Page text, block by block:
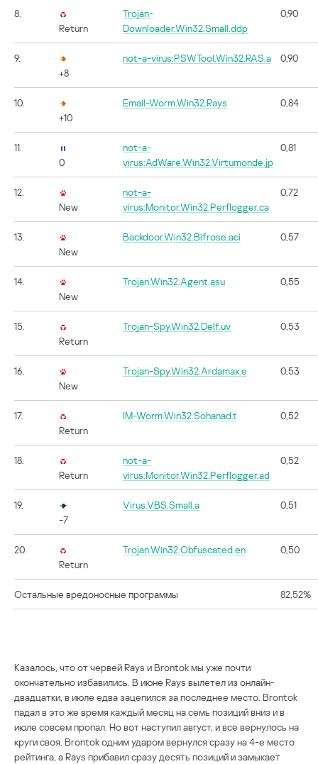
8.
Return
Trojan-
Downloader.Win32.Small.ddp
0,90
9.
+8
not-a-virus:PSWTool.Win32.RAS.a 0,90
10.
+10
Email-Worm.Win32.Rays 0,84
11.
0
not-a-
virus:AdWare.Win32.Virtumonde.jp
0,81
12.
New
not-a-
virus:Monitor.Win32.Perflogger.ca
0,72
13.
New
Backdoor.Win32.Bifrose.aci 0,57
14.
New
Trojan.Win32.Agent.asu 0,55
15.
Return
Trojan-Spy.Win32.Delf.uv 0,53
16.
New
Trojan-Spy.Win32.Ardamax.e 0,53
17.
Return
IM-Worm.Win32.Sohanad.t 0,52
18.
Return
not-a-
virus:Monitor.Win32.Perflogger.ad
0,52
19.
-7
Virus.VBS.Small.a 0,51
20.
Return
Trojan.Win32.Obfuscated.en 0,50
Остальные вредоносные программы 82,52%
Казалось, что от червей Rays и Brontok мы уже почти
окончательно избавились. В июне Rays вылетел из онлайн-
двадцатки, в июле едва зацепился за последнее место. Brontok
падал в это же время каждый месяц на семь позиций вниз и в
июле совсем пропал. Но вот наступил август, и все вернулось на
круги своя. Brontok одним ударом вернулся сразу на 4-е место
рейтинга, а Rays прибавил сразу десять позиций и замыкает